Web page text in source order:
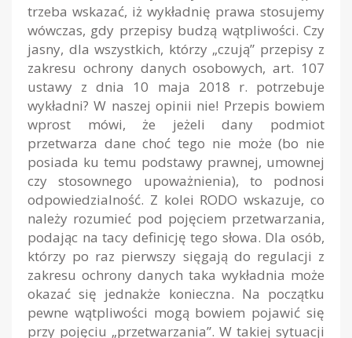
trzeba wskazać, iż wykładnię prawa stosujemy
wówczas, gdy przepisy budzą wątpliwości. Czy
jasny, dla wszystkich, którzy „czują” przepisy z
zakresu ochrony danych osobowych, art. 107
ustawy z dnia 10 maja 2018 r. potrzebuje
wykładni? W naszej opinii nie! Przepis bowiem
wprost mówi, że jeżeli dany podmiot
przetwarza dane choć tego nie może (bo nie
posiada ku temu podstawy prawnej, umownej
czy stosownego upoważnienia), to podnosi
odpowiedzialność. Z kolei RODO wskazuje, co
należy rozumieć pod pojęciem przetwarzania,
podając na tacy definicję tego słowa. Dla osób,
którzy po raz pierwszy sięgają do regulacji z
zakresu ochrony danych taka wykładnia może
okazać się jednakże konieczna. Na początku
pewne wątpliwości mogą bowiem pojawić się
przy pojęciu „przetwarzania”. W takiej sytuacji